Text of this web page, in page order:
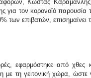
Κώστας Καραμανλής.
για τον κορονοϊό
των επιβατών,
εφαρμόστηκε από χθες
με τη γειτονική χώρα,